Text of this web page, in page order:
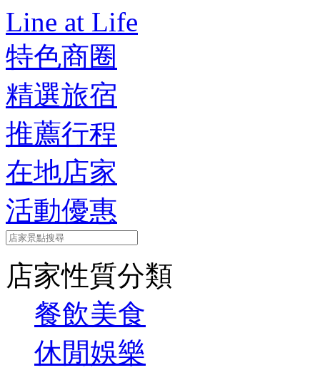
Line at Life
特色商圈
精選旅宿
推薦行程
在地店家
活動優惠
店家性質分類
餐飲美食
休閒娛樂